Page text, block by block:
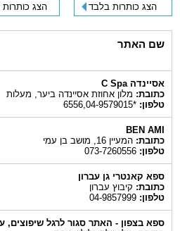
הצג כותרות בלבד הצג כותרות
שם האתר
אסיינדה C Spa
כתובת:מלון אחוזת אסיינדה ביער, מעלות
טלפון:*6556,04-9579015
BEN AMI
כתובת:המעיין 16, מושב בן עמי
טלפון:073-7260556
ספא קאנטרי גן עברון
כתובת:קיבוץ עברון
טלפון:04-9857999
ספא בצפון - האתר סגור לרגל שיפוצים,